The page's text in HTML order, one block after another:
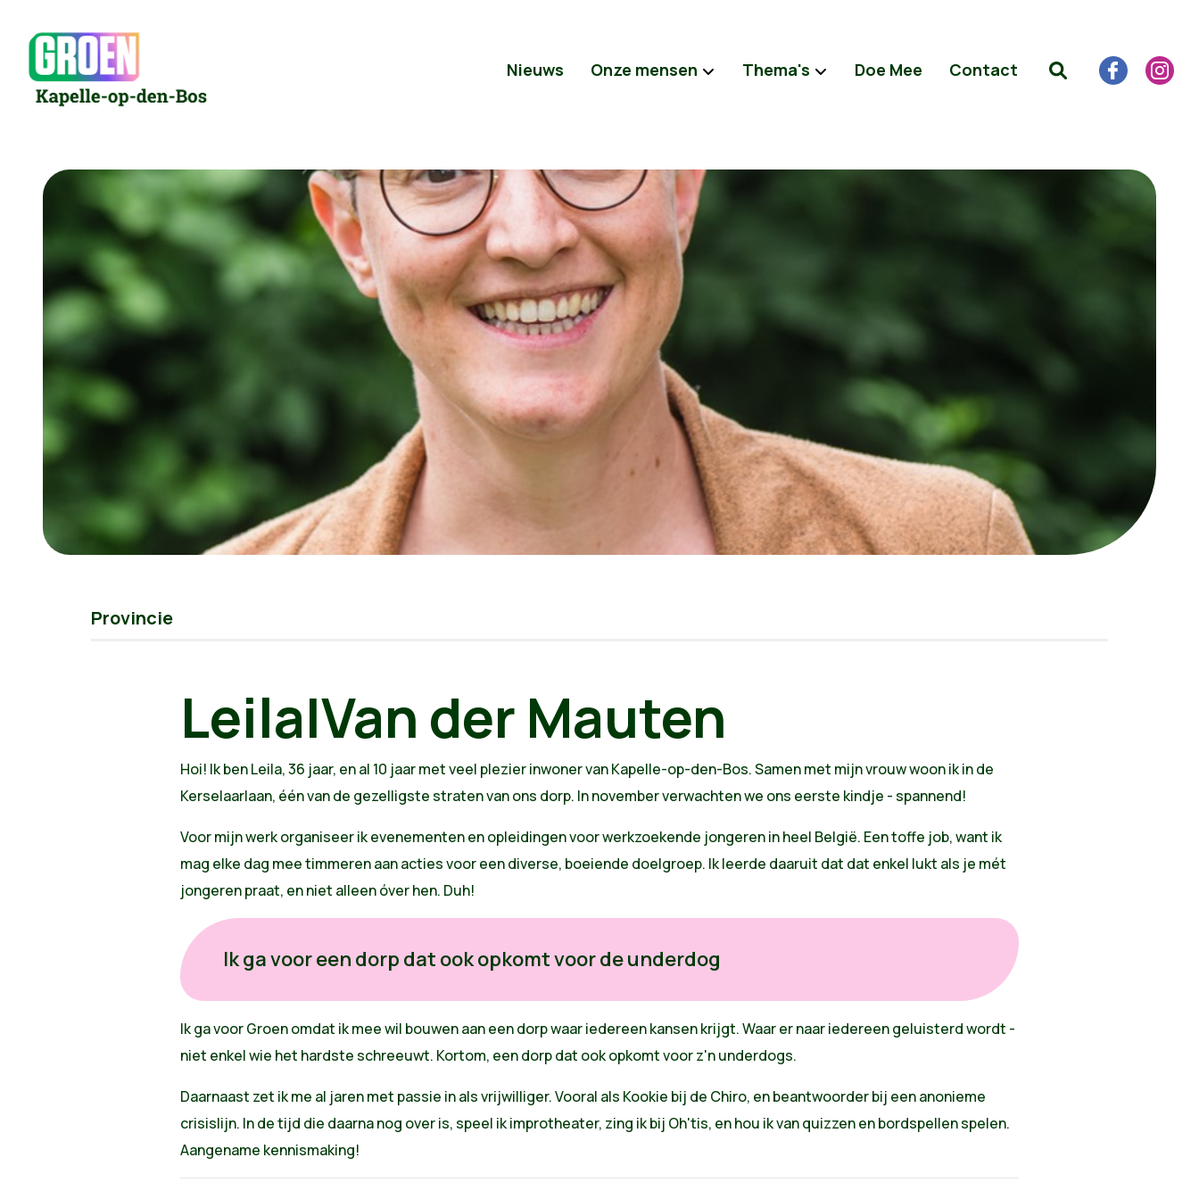
Nieuws Onze mensen Thema's Doe Mee Contact
Provincie
Leila|Van der Mauten
Hoi! Ik ben Leila, 36 jaar, en al 10 jaar met veel plezier inwoner van Kapelle-op-den-Bos. Samen met mijn vrouw woon ik in de
Kerselaarlaan, één van de gezelligste straten van ons dorp. In november verwachten we ons eerste kindje - spannend!
Voor mijn werk organiseer ik evenementen en opleidingen voor werkzoekende jongeren in heel België. Een toffe job, want ik
mag elke dag mee timmeren aan acties voor een diverse, boeiende doelgroep. Ik leerde daaruit dat dat enkel lukt als je mét
jongeren praat, en niet alleen óver hen. Duh!
Ik ga voor een dorp dat ook opkomt voor de underdog
Ik ga voor Groen omdat ik mee wil bouwen aan een dorp waar iedereen kansen krijgt. Waar er naar iedereen geluisterd wordt -
niet enkel wie het hardste schreeuwt. Kortom, een dorp dat ook opkomt voor z'n underdogs.
Daarnaast zet ik me al jaren met passie in als vrijwilliger. Vooral als Kookie bij de Chiro, en beantwoorder bij een anonieme
crisislijn. In de tijd die daarna nog over is, speel ik improtheater, zing ik bij Oh'tis, en hou ik van quizzen en bordspellen spelen.
Aangename kennismaking!